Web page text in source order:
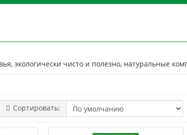
экологически чисто и полезно, натуральные
Сортировать: